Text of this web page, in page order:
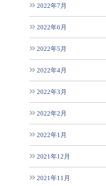
2022年7月
2022年6月
2022年5月
2022年4月
2022年3月
2022年2月
2022年1月
2021年12月
2021年11月